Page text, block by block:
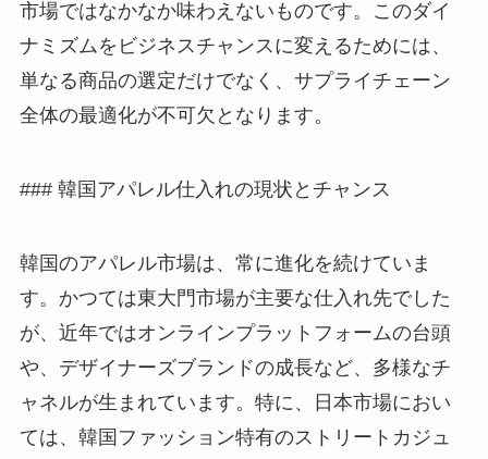
市場ではなかなか味わえないものです。このダイ
ナミズムをビジネスチャンスに変えるためには、
単なる商品の選定だけでなく、サプライチェーン
全体の最適化が不可欠となります。
### 韓国アパレル仕入れの現状とチャンス
韓国のアパレル市場は、常に進化を続けていま
す。かつては東大門市場が主要な仕入れ先でした
が、近年ではオンラインプラットフォームの台頭
や、デザイナーズブランドの成長など、多様なチ
ャネルが生まれています。特に、日本市場におい
ては、韓国ファッション特有のストリートカジュ